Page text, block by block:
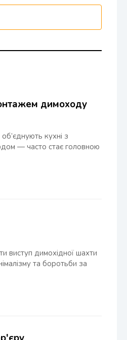
димоходу
кухні з
— часто стає головною
виступ димохідної шахти
та боротьби за